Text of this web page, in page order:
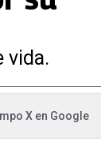
vida.
Xen Google